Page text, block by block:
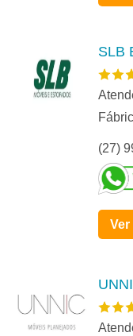
SLB
(27)
Ver